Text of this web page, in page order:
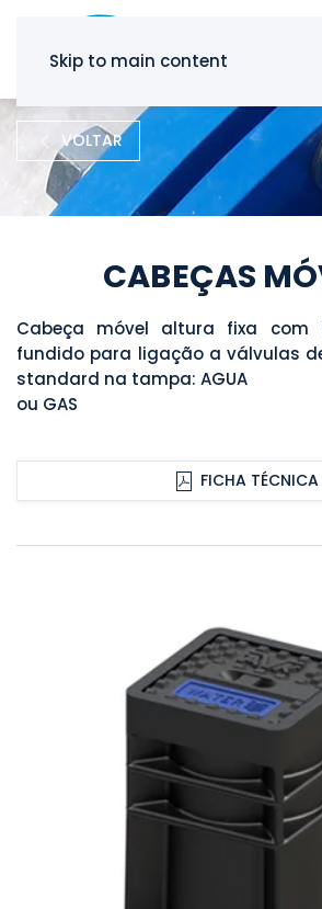
Skip to main content
VOLTAR
CABEÇAS
Cabeça móvel altura fixa com
fundido para ligação a válvulas
standard na tampa: AGUA
ou GAS
FICHA TÉCNICA